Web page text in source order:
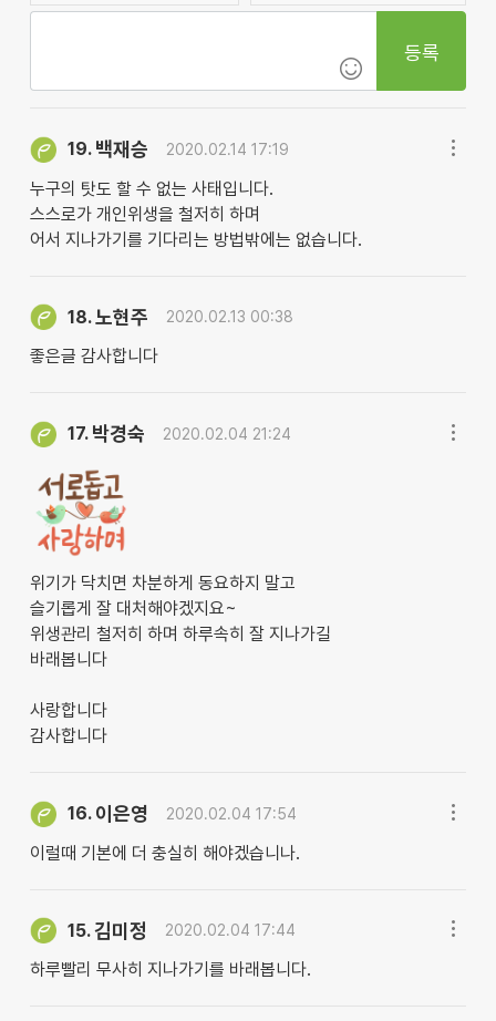
등록
19. 백재승 2020.02.14 17:19
누구의 탓도 할 수 없는 사태입니다.
스스로가 개인위생을 철저히 하며
어서 지나가기를 기다리는 방법밖에는 없습니다.
18.노현주 2020.02.13 00:38
좋은글 감사합니다
17. 박경숙 2020.02.04 21:24
위기가 닥치면 차분하게 동요하지 말고
슬기롭게 잘 대처해야겠지요~
위생관리 철저히 하며 하루속히 잘 지나가길
바래봅니다
사랑합니다
감사합니다
16. 이은영 2020.02.04 17:54
이럴때 기본에 더 충실히 해야겠습니나.
15.김미정 2020.02.04 17:44
하루빨리 무사히 지나가기를 바래봅니다.